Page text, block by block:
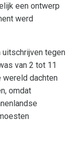
een ontwerp
werd
uitschrijven tegen
van 2 tot 11
wereld dachten
omdat